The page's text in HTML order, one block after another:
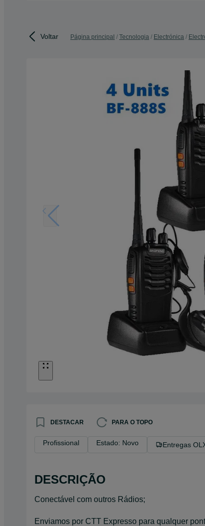
Voltar Página principal Tecnologia Electrónica
DESTACAR PARA O TOPO
Profissional Estado: Novo Entregas
DESCRIÇÃO
Conectável com outros Rádios;
Enviamos por CTT Expresso para qualquer